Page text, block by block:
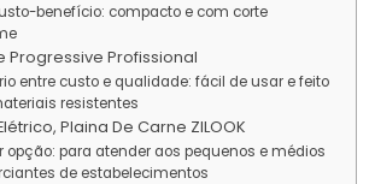
benefício: compacto e com corte
Progressive Profissional
entre custo e qualidade: fácil de usar e feito
resistentes
Plaina De Carne ZILOOK
opção: para atender aos pequenos e médios
de estabelecimentos